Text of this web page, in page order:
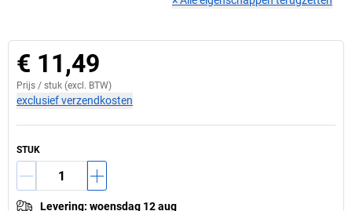
€ 11,49
Prijs / stuk (excl. BTW)
exclusief verzendkosten
STUK
Levering: woensdag 12 aug